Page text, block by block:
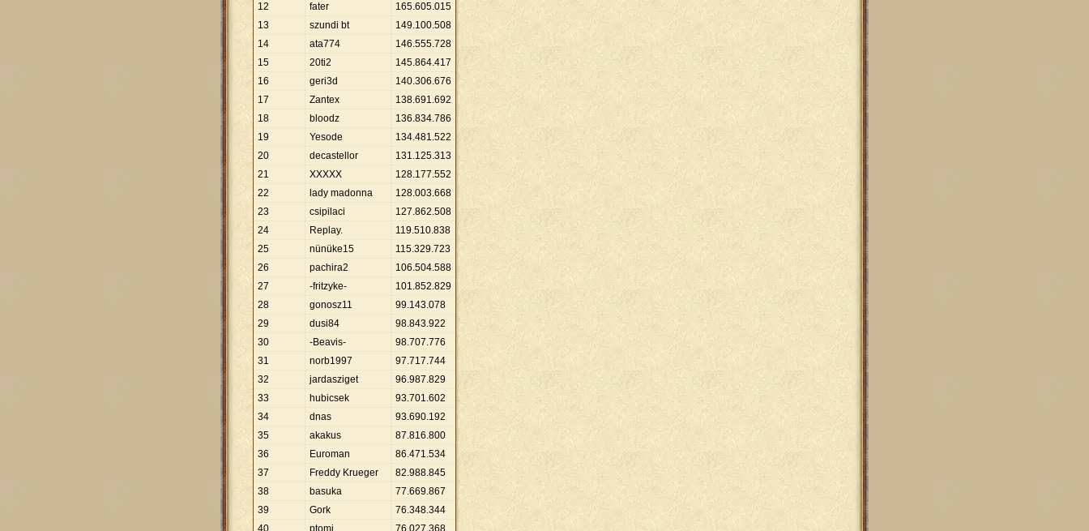
12
fater 165.605.015
13
szundi bt 149.100.508
14
ata774 146.555.728
15
20ti2 145.864.417
16
geri3d 140.306.676
17
Zantex 138.691.692
18
bloodz 136.834.786
19
Yesode 134.481.522
20
decastellor 131.125.313
21
XXXXX 128.177.552
22
lady madonna 128.003.668
23
csipilaci 127.862.508
24
Replay. 119.510.838
25
nünüke15 115.329.723
26
pachira2 106.504.588
27
-fritzyke- 101.852.829
28
gonosz11 99.143.078
29
dusi84 98.843.922
30
-Beavis- 98.707.776
31
norb1997 97.717.744
32
jardasziget 96.987.829
33
hubicsek 93.701.602
34
dnas 93.690.192
35
akakus 87.816.800
36
Euroman 86.471.534
37
Freddy Krueger 82.988.845
38
basuka 77.669.867
39
Gork 76.348.344
40
ptomi 76.027.368